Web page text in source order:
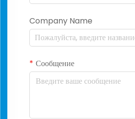
Company Name
Сообщение